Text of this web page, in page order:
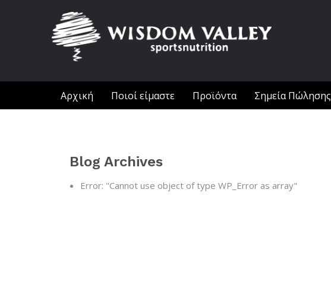
Αρχική Ποιοί είμαστε Προϊόντα Σημεία Πώλησης
Blog Archives
Error: "Cannot use object of type WP_Error as array"